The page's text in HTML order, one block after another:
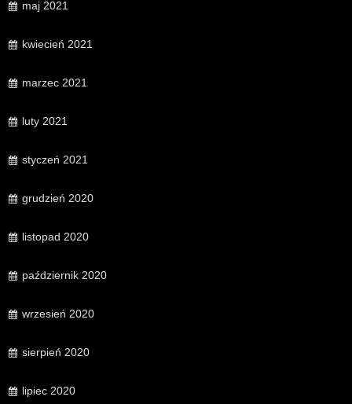
maj 2021
kwiecień 2021
marzec 2021
luty 2021
styczeń 2021
grudzień 2020
listopad 2020
październik 2020
wrzesień 2020
sierpień 2020
lipiec 2020